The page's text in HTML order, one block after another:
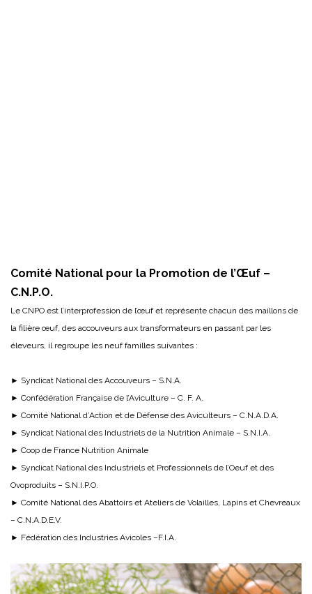
Comité National pour la Promotion de l’Œuf –
C.N.P.O.
Le CNPO est l’interprofession de l’œuf et représente chacun des maillons de
la filière œuf, des accouveurs aux transformateurs en passant par les
éleveurs, il regroupe les neuf familles suivantes :
► Syndicat National des Accouveurs – S.N.A.
► Confédération Française de l’Aviculture – C. F. A.
► Comité National d’Action et de Défense des Aviculteurs – C.N.A.D.A.
► Syndicat National des Industriels de la Nutrition Animale – S.N.I.A.
► Coop de France Nutrition Animale
► Syndicat National des Industriels et Professionnels de l’Oeuf et des
Ovoproduits – S.N.I.P.O.
► Comité National des Abattoirs et Ateliers de Volailles, Lapins et Chevreaux
– C.N.A.D.E.V.
► Fédération des Industries Avicoles –F.I.A.